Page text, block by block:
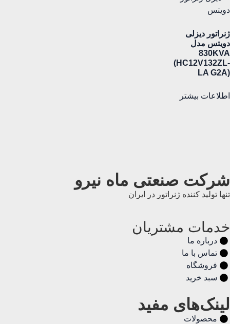
ژنراتور دیزلی
دویتس مدل
830KVA
(HC12V132ZL-
LA G2A)
اطلاعات بیشتر
شرکت صنعتی ماه نیرو
تنها تولید کننده ژنراتور در ایران
خدمات مشتریان
درباره ما
تماس با ما
فروشگاه
سبد خرید
لینک‌های مفید
محصولات